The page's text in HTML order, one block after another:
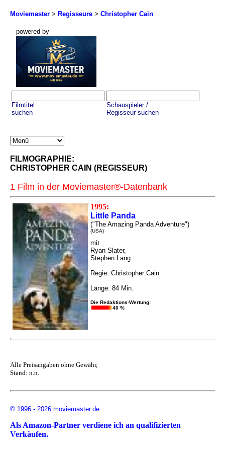
Moviemaster > Regisseure > Christopher Cain
powered by
Filmtitel
suchen
Schauspieler /
Regisseur suchen
FILMOGRAPHIE:
CHRISTOPHER CAIN (REGISSEUR)
1 Film in der Moviemaster®-Datenbank
1995:
Little Panda
("The Amazing Panda Adventure")
(USA)
mit
Ryan Slater,
Stephen Lang
Regie: Christopher Cain
Länge: 84 Min.
Die Redaktions-Wertung:
40 %
Alle Preisangaben ohne Gewähr,
Stand: n.n.
© 1996 - 2026 moviemaster.de
Als Amazon-Partner verdiene ich an qualifizierten
Verkäufen.